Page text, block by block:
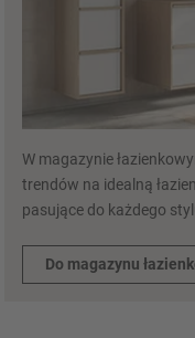
W magazynie
trendów na idealną
pasujące do każdego
Do magazynu